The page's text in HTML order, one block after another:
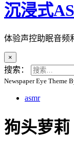
沉浸式
体验声控助眠音频
×
搜索：
Newspaper Eye Theme
asmr
狗头萝莉